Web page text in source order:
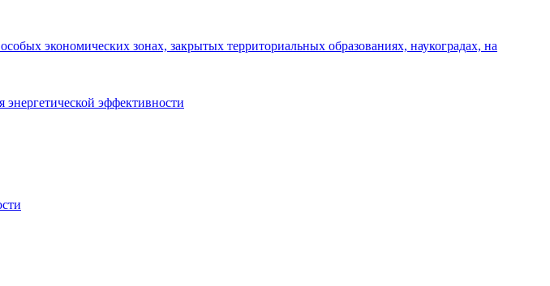
экономических зонах, закрытых территориальных образованиях, наукоградах, на
энергетической эффективности